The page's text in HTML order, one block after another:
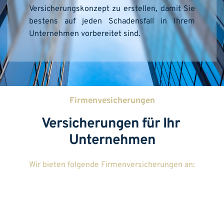
Versicherungskonzept zu erstellen, damit Sie
bestens auf jeden Schadensfall in Ihrem
Unternehmen vorbereitet sind.
Firmenvesicherungen
Versicherungen für Ihr
Unternehmen
Wir bieten folgende Firmenversicherungen an: